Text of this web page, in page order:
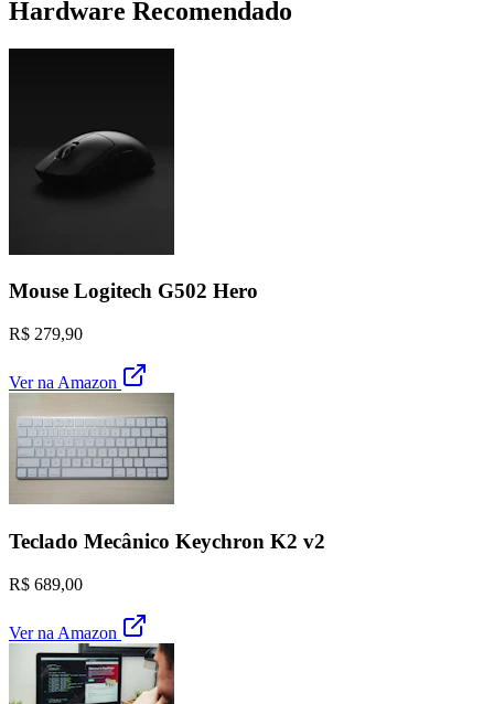
Hardware Recomendado
Mouse Logitech G502 Hero
R$ 279,90
Ver na Amazon
Teclado Mecânico Keychron K2 v2
R$ 689,00
Ver na Amazon